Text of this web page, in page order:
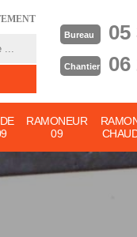
Bureau 05
Chantier 06
RAMONEUR
09